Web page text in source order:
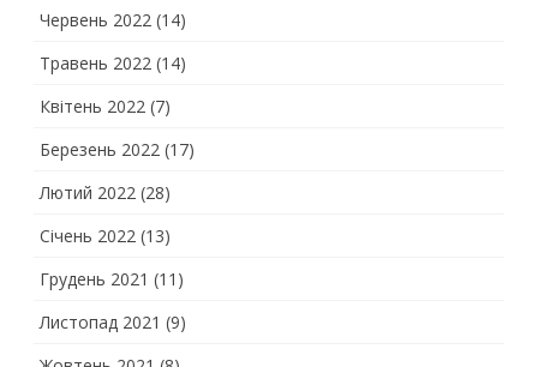
Червень 2022 (14)
Травень 2022 (14)
Квітень 2022 (7)
Березень 2022 (17)
Лютий 2022 (28)
Січень 2022 (13)
Грудень 2021 (11)
Листопад 2021 (9)